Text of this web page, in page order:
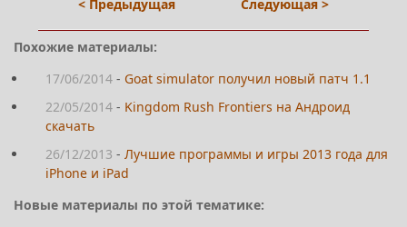
< Предыдущая Следующая >
Похожие материалы:
17/06/2014 - Goat simulator получил новый патч 1.1
22/05/2014 - Kingdom Rush Frontiers на Андроид
скачать
26/12/2013 - Лучшие программы и игры 2013 года для
iPhone и iPad
Новые материалы по этой тематике: